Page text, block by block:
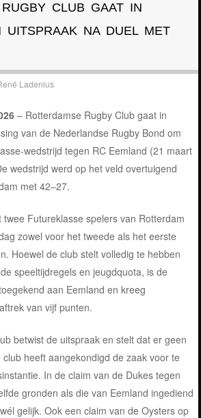
CLUB GAAT IN
UITSPRAAK NA DUEL MET
Ladenius
– Rotterdamse Rugby Club gaat in
van de Nederlandse Rugby Bond om
wedstrijd tegen RC Eemland (21 maart
wedstrijd werd op het veld overtuigend
met 42–27.
Futureklasse spelers van Rotterdam
zowel voor het tweede als het eerste
Hoewel de club stelt volledig te hebben
speeltijdregels en jeugdquota, is de
aan Eemland en kreeg
van vijf punten.
betwist de uitspraak en stelt dat er geen
heeft aangekondigd de zaak voor te
In de claim van de Dukes tegen
gronden als die van Eemland ingediend
gelijk. Ook een claim van de Oysters op